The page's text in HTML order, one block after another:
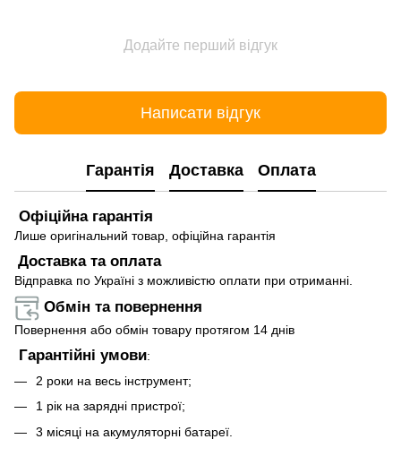
Додайте перший відгук
Написати відгук
Гарантія Доставка Оплата
Офіційна гарантія
Лише оригінальний товар, офіційна гарантія
Доставка та оплата
Відправка по Україні з можливістю оплати при отриманні.
Обмін та повернення
Повернення або обмін товару протягом 14 днів
Гарантійні умови:
2 роки на весь інструмент;
1 рік на зарядні пристрої;
3 місяці на акумуляторні батареї.